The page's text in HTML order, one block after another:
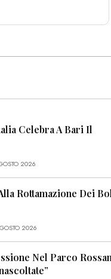
Celebra A Bari Il
2026
Rottamazione Dei
2026
Nel Parco